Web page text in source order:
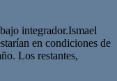
integrador.Ismael
en condiciones de
Los restantes,